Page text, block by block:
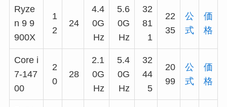
Ryze
n 9 9
900X
1
2
24
4.4
0G
Hz
5.6
0G
Hz
32
81
1
22
35
公
式
価
格
Core i
7-147
00
2
0
28
2.1
0G
Hz
5.4
0G
Hz
32
44
5
20
99
公
式
価
格